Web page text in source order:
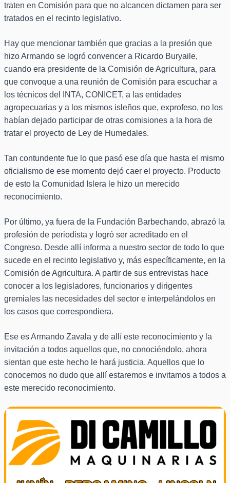
traten en Comisión para que no alcancen dictamen para ser
tratados en el recinto legislativo.
Hay que mencionar también que gracias a la presión que
hizo Armando se logró convencer a Ricardo Buryaile,
cuando era presidente de la Comisión de Agricultura, para
que convoque a una reunión de Comisión para escuchar a
los técnicos del INTA, CONICET, a las entidades
agropecuarias y a los mismos isleños que, exprofeso, no los
habían dejado participar de otras comisiones a la hora de
tratar el proyecto de Ley de Humedales.
Tan contundente fue lo que pasó ese día que hasta el mismo
oficialismo de ese momento dejó caer el proyecto. Producto
de esto la Comunidad Islera le hizo un merecido
reconocimiento.
Por último, ya fuera de la Fundación Barbechando, abrazó la
profesión de periodista y logró ser acreditado en el
Congreso. Desde allí informa a nuestro sector de todo lo que
sucede en el recinto legislativo y, más específicamente, en la
Comisión de Agricultura. A partir de sus entrevistas hace
conocer a los legisladores, funcionarios y dirigentes
gremiales las necesidades del sector e interpelándolos en
los casos que correspondiera.
Ese es Armando Zavala y de allí este reconocimiento y la
invitación a todos aquellos que, no conociéndolo, ahora
sientan que este hecho le hará justicia. Aquellos que lo
conocemos no dudo que allí estaremos e invitamos a todos a
este merecido reconocimiento.